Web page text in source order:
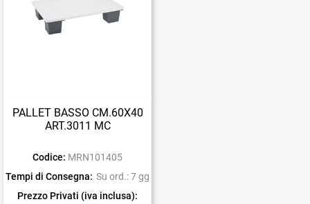
PALLET BASSO CM.60X40
ART.3011 MC
Codice: MRN101405
Tempi di Consegna: Su ord.: 7 gg
Prezzo Privati (iva inclusa):